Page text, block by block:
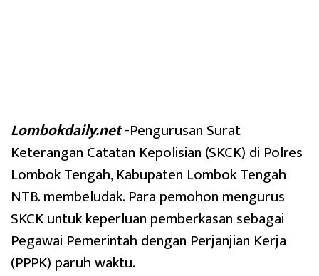
Lombokdaily.net-Pengurusan Surat
Keterangan Catatan Kepolisian (SKCK) di Polres
Lombok Tengah, Kabupaten Lombok Tengah
NTB. membeludak. Para pemohon mengurus
SKCK untuk keperluan pemberkasan sebagai
Pegawai Pemerintah dengan Perjanjian Kerja
(PPPK) paruh waktu.